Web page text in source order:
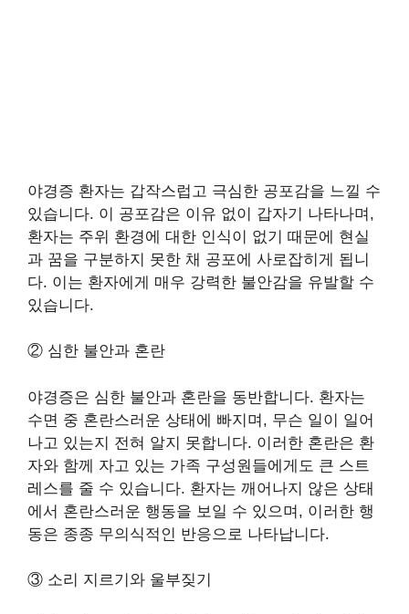
야경증 환자는 갑작스럽고 극심한 공포감을 느낄 수
있습니다. 이 공포감은 이유 없이 갑자기 나타나며,
환자는 주위 환경에 대한 인식이 없기 때문에 현실
과 꿈을 구분하지 못한 채 공포에 사로잡히게 됩니
다. 이는 환자에게 매우 강력한 불안감을 유발할 수
있습니다.
② 심한 불안과 혼란
야경증은 심한 불안과 혼란을 동반합니다. 환자는
수면 중 혼란스러운 상태에 빠지며, 무슨 일이 일어
나고 있는지 전혀 알지 못합니다. 이러한 혼란은 환
자와 함께 자고 있는 가족 구성원들에게도 큰 스트
레스를 줄 수 있습니다. 환자는 깨어나지 않은 상태
에서 혼란스러운 행동을 보일 수 있으며, 이러한 행
동은 종종 무의식적인 반응으로 나타납니다.
③ 소리 지르기와 울부짖기